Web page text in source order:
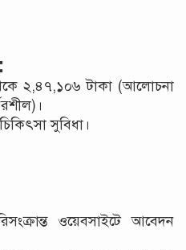
২,৪৭,১০৬ টাকা (আলোচনা
সুবিধা।
ওয়েবসাইটে আবেদন